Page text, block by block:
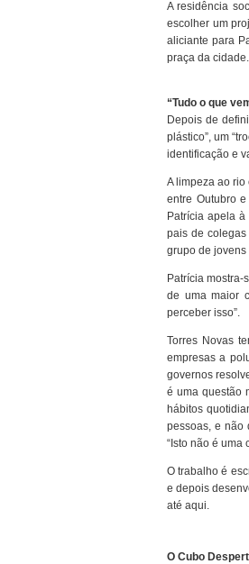
A residência
escolher um
aliciante para
praça da cidade.
“Tudo o que
Depois de
plástico”, um
identificação e
A limpeza ao
entre Outubro
Patrícia apela
pais de
grupo de jovens
Patrícia
de uma maior
perceber isso”.
Torres Novas
empresas a
governos
é uma questão
hábitos
pessoas, e não
“Isto não é uma
O trabalho é
e depois
até aqui.
O Cubo